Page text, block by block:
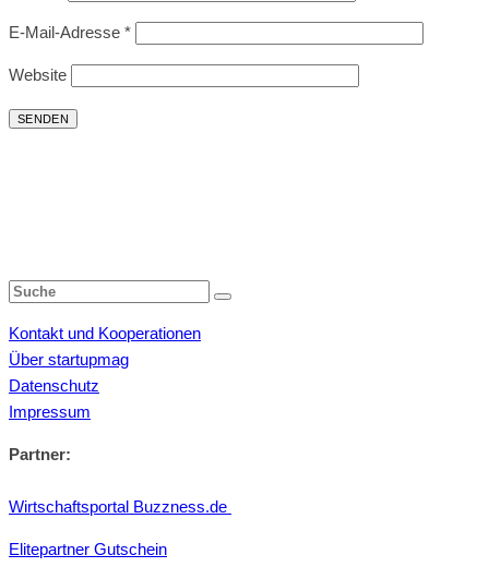
E-Mail-Adresse *
Website
Kontakt und Kooperationen
Über startupmag
Datenschutz
Impressum
Partner:
Wirtschaftsportal Buzzness.de
Elitepartner Gutschein